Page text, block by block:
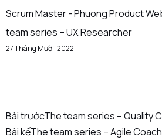
Scrum Master - Phuong Product
team series – UX Researcher
27 Tháng Mười, 2022
Bài trướcThe team series – Quality
Bài kếThe team series – Agile Coach